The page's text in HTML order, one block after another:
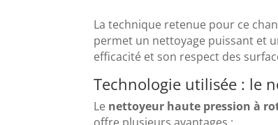
La technique retenue pour ce
permet un nettoyage puissant et
efficacité et son respect des
Technologie utilisée : le
Le nettoyeur haute pression à
offre plusieurs avantages :